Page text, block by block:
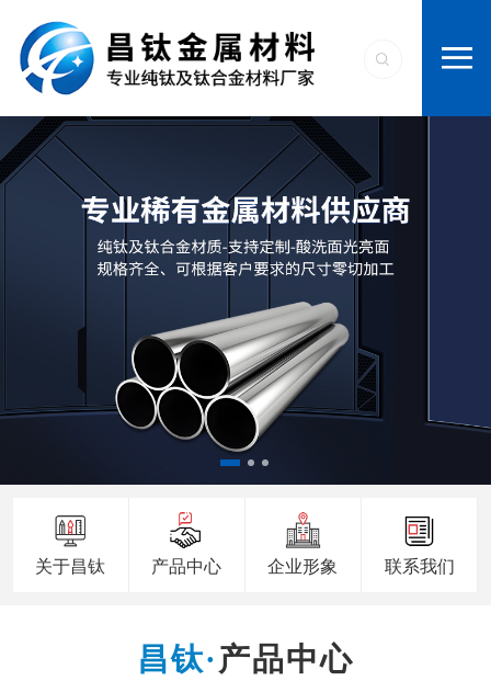
关于昌钛 产品中心 企业形象 联系我们
产品中心